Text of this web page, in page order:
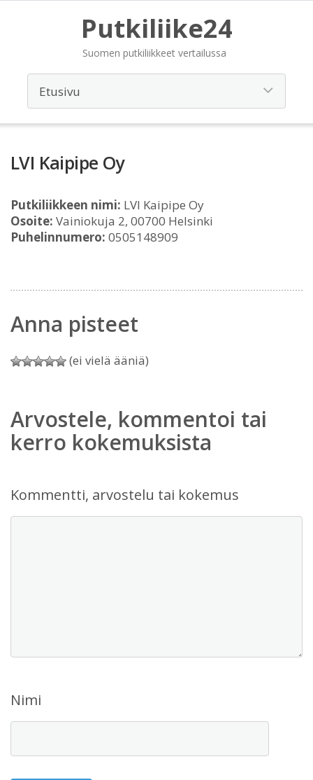
Putkiliike24
Suomen putkiliikkeet vertailussa
LVI Kaipipe Oy
Putkiliikkeen nimi: LVI Kaipipe Oy
Osoite: Vainiokuja 2, 00700 Helsinki
Puhelinnumero: 0505148909
Anna pisteet
(ei vielä ääniä)
Arvostele, kommentoi tai
kerro kokemuksista
Kommentti, arvostelu tai kokemus
Nimi